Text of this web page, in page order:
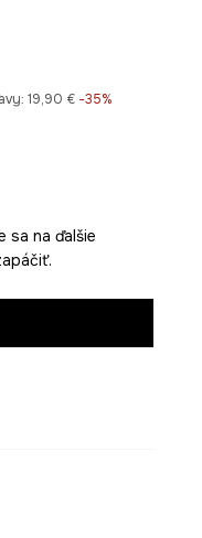
19,90 € -35%
sa na ďalšie